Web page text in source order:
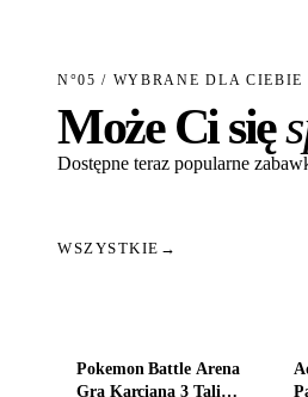
N°05 / WYBRANE DLA CIEBIE
Może Ci się
Dostępne teraz popularne
WSZYSTKIE →
Pokemon Battle Arena
Gra Karciana 3 Talie